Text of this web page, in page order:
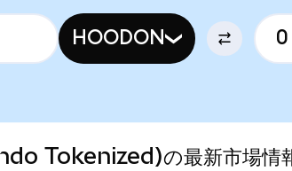
HOODON
Tokenized)の最新市場情